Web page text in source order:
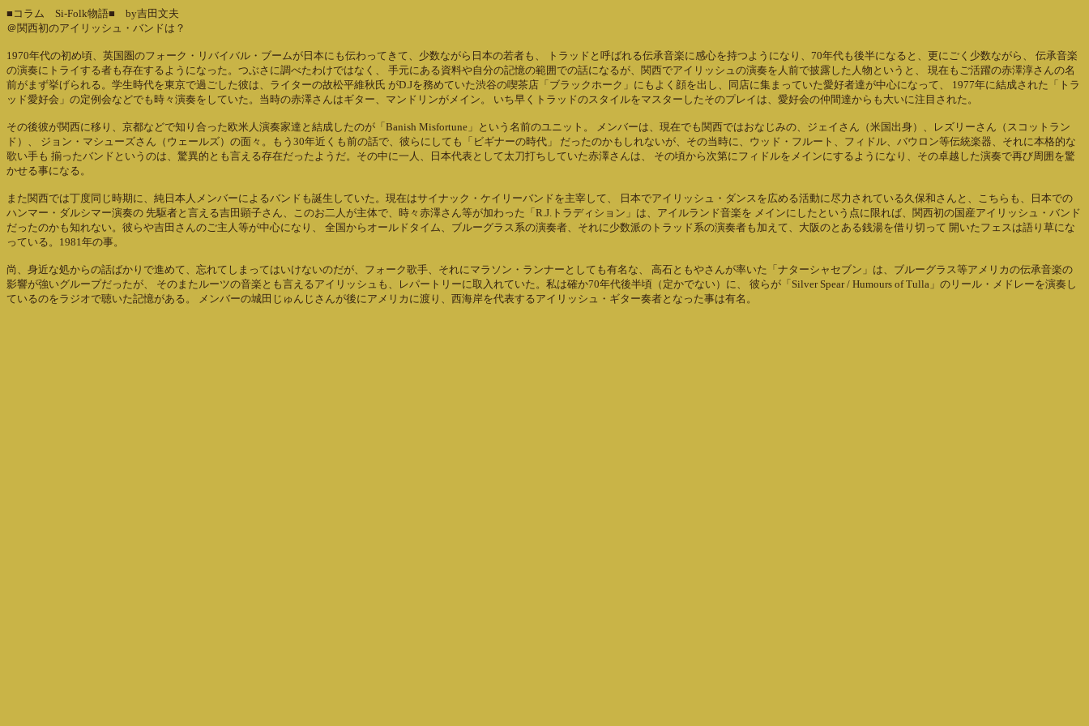
■コラム Si-Folk物語■ by吉田文夫
＠関西初のアイリッシュ・バンドは？
1970年代の初め頃、英国圏のフォーク・リバイバル・ブームが日本にも伝わってきて、少数ながら日本の若者も、 トラッドと呼ばれる伝承音楽に感心を持つようになり、70年代も後半になると、更にごく少数ながら、 伝承音楽
の演奏にトライする者も存在するようになった。つぶさに調べたわけではなく、 手元にある資料や自分の記憶の範囲での話になるが、関西でアイリッシュの演奏を人前で披露した人物というと、 現在もご活躍の赤澤淳さんの名
前がまず挙げられる。学生時代を東京で過ごした彼は、ライターの故松平維秋氏 がD.Jを務めていた渋谷の喫茶店「ブラックホーク」にもよく顔を出し、同店に集まっていた愛好者達が中心になって、 1977年に結成された「トラ
ッド愛好会」の定例会などでも時々演奏をしていた。当時の赤澤さんはギター、マンドリンがメイン。 いち早くトラッドのスタイルをマスターしたそのプレイは、愛好会の仲間達からも大いに注目された。
その後彼が関西に移り、京都などで知り合った欧米人演奏家達と結成したのが「Banish Misfortune」という名前のユニット。 メンバーは、現在でも関西ではおなじみの、ジェイさん（米国出身）、レズリーさん（スコットラン
ド）、 ジョン・マシューズさん（ウェールズ）の面々。もう30年近くも前の話で、彼らにしても「ビギナーの時代」 だったのかもしれないが、その当時に、ウッド・フルート、フィドル、バウロン等伝統楽器、それに本格的な
歌い手も 揃ったバンドというのは、驚異的とも言える存在だったようだ。その中に一人、日本代表として太刀打ちしていた赤澤さんは、 その頃から次第にフィドルをメインにするようになり、その卓越した演奏で再び周囲を驚
かせる事になる。
また関西では丁度同じ時期に、純日本人メンバーによるバンドも誕生していた。現在はサイナック・ケイリーバンドを主宰して、 日本でアイリッシュ・ダンスを広める活動に尽力されている久保和さんと、こちらも、日本での
ハンマー・ダルシマー演奏の 先駆者と言える吉田顕子さん、このお二人が主体で、時々赤澤さん等が加わった「R.J.トラディション」は、アイルランド音楽を メインにしたという点に限れば、関西初の国産アイリッシュ・バンド
だったのかも知れない。彼らや吉田さんのご主人等が中心になり、 全国からオールドタイム、ブルーグラス系の演奏者、それに少数派のトラッド系の演奏者も加えて、大阪のとある銭湯を借り切って 開いたフェスは語り草にな
っている。1981年の事。
尚、身近な処からの話ばかりで進めて、忘れてしまってはいけないのだが、フォーク歌手、それにマラソン・ランナーとしても有名な、 高石ともやさんが率いた「ナターシャセブン」は、ブルーグラス等アメリカの伝承音楽の
影響が強いグループだったが、 そのまたルーツの音楽とも言えるアイリッシュも、レパートリーに取入れていた。私は確か70年代後半頃（定かでない）に、 彼らが「Silver Spear / Humours of Tulla」のリール・メドレーを演奏し
ているのをラジオで聴いた記憶がある。 メンバーの城田じゅんじさんが後にアメリカに渡り、西海岸を代表するアイリッシュ・ギター奏者となった事は有名。